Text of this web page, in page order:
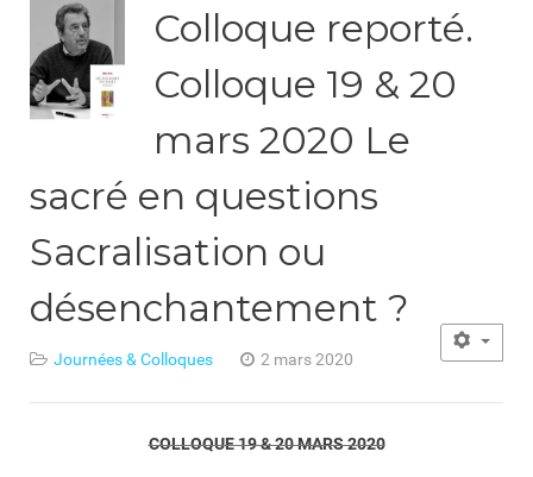
Colloque reporté.
Colloque 19 & 20
mars 2020 Le
sacré en questions
Sacralisation ou
désenchantement ?
Journées & Colloques 2 mars 2020
COLLOQUE 19 & 20 MARS 2020